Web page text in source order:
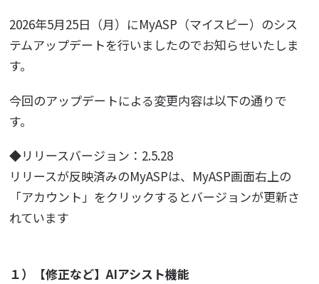
2026年5月25日（月）にMyASP（マイスピー）のシス
テムアップデートを行いましたのでお知らせいたしま
す。
今回のアップデートによる変更内容は以下の通りで
す。
◆リリースバージョン：2.5.28
リリースが反映済みのMyASPは、MyASP画面右上の
「アカウント」をクリックするとバージョンが更新さ
れています
１）【修正など】AIアシスト機能